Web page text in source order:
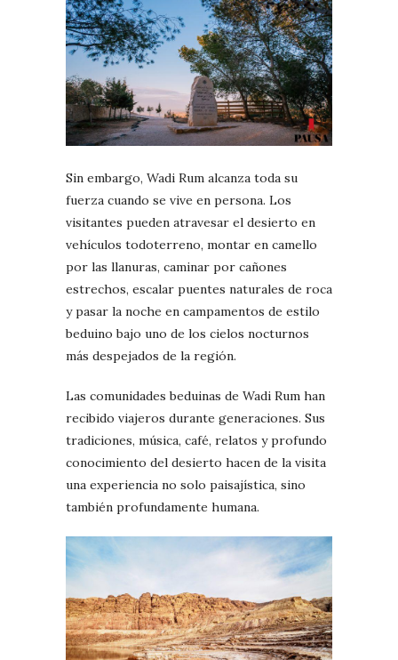
Sin embargo, Wadi Rum alcanza toda su
fuerza cuando se vive en persona. Los
visitantes pueden atravesar el desierto en
vehículos todoterreno, montar en camello
por las llanuras, caminar por cañones
estrechos, escalar puentes naturales de roca
y pasar la noche en campamentos de estilo
beduino bajo uno de los cielos nocturnos
más despejados de la región.
Las comunidades beduinas de Wadi Rum han
recibido viajeros durante generaciones. Sus
tradiciones, música, café, relatos y profundo
conocimiento del desierto hacen de la visita
una experiencia no solo paisajística, sino
también profundamente humana.